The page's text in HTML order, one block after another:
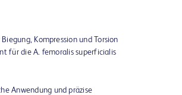
Kompression und Torsion
für die A. femoralis superficialis
Anwendung und präzise